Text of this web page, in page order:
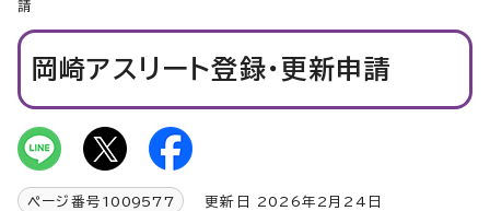
請
岡崎アスリート登録・更新申請
ページ番号 1009577 更新日 2026年2月24日